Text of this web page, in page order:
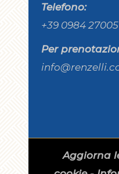
Telefono:
+39 0984
Per
Aggiorna